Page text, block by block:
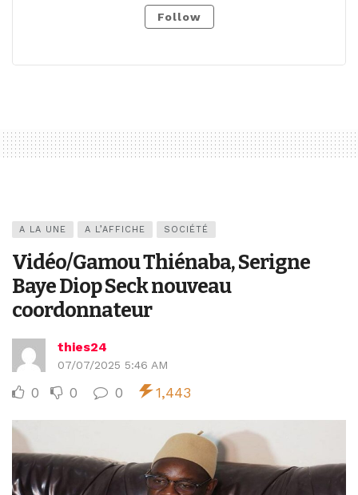
Follow
A LA UNE A L’AFFICHE SOCIÉTÉ
Vidéo/Gamou Thiénaba, Serigne
Baye Diop Seck nouveau
coordonnateur
thies24
07/07/2025 5:46 AM
0 0 0 1,443